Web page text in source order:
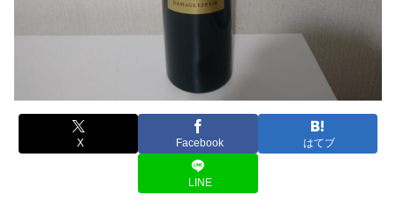
X Facebook はてブ
LINE